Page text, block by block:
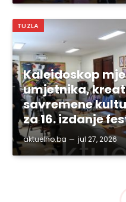
TUZLA
Kaleidoskop
umjetnika,
savremene
za 16. izdanje
aktuelno.ba jul 27, 2026